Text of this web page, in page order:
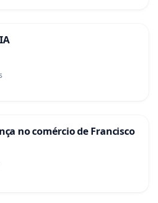
no comércio de Francisco